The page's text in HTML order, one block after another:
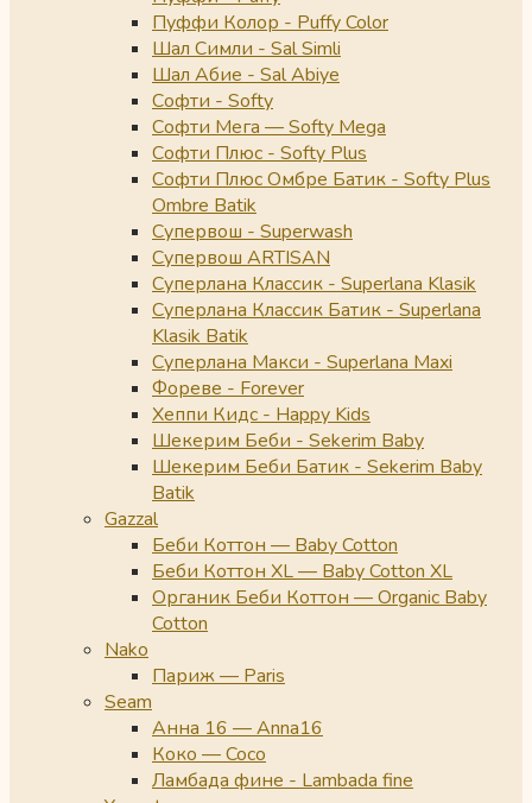
Пуффи Колор - Puffy Color
Шал Симли - Sal Simli
Шал Абие - Sal Abiye
Софти - Softy
Софти Мега — Softy Mega
Софти Плюс - Softy Plus
Софти Плюс Омбре Батик - Softy Plus
Ombre Batik
Супервош - Superwash
Супервош ARTISAN
Суперлана Классик - Superlana Klasik
Суперлана Классик Батик - Superlana
Klasik Batik
Суперлана Макси - Superlana Maxi
Фореве - Forever
Хеппи Кидс - Happy Kids
Шекерим Беби - Sekerim Baby
Шекерим Беби Батик - Sekerim Baby
Batik
Gazzal
Беби Коттон — Baby Cotton
Беби Коттон XL — Baby Cotton XL
Органик Беби Коттон — Organic Baby
Cotton
Nako
Париж — Paris
Seam
Анна 16 — Anna16
Коко — Coco
Ламбада фине - Lambada fine